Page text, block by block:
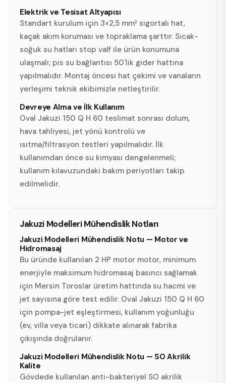
Elektrik ve Tesisat Altyapısı
Standart kurulum için 3×2,5 mm² sigortalı hat,
kaçak akım koruması ve topraklama şarttır. Sıcak-
soğuk su hatları stop valf ile ürün konumuna
ulaşmalı; pis su bağlantısı 50'lik gider hattına
yapılmalıdır. Montaj öncesi hat çekimi ve vanaların
yerleşimi teknik ekibimizle netleştirilir.
Devreye Alma ve İlk Kullanım
Oval Jakuzi 150 Q H 60 teslimat sonrası dolum,
hava tahliyesi, jet yönü kontrolü ve
ısıtma/filtrasyon testleri yapılmalıdır. İlk
kullanımdan önce su kimyası dengelenmeli;
kullanım kılavuzundaki bakım periyotları takip
edilmelidir.
Jakuzi Modelleri Mühendislik Notları
Jakuzi Modelleri Mühendislik Notu — Motor ve
Hidromasaj
Bu üründe kullanılan 2 HP motor motor, minimum
enerjiyle maksimum hidromasaj basıncı sağlamak
için Mersin Toroslar üretim hattında su hacmi ve
jet sayısına göre test edilir. Oval Jakuzi 150 Q H 60
için pompa-jet eşleştirmesi, kullanım yoğunluğu
(ev, villa veya ticari) dikkate alınarak fabrika
çıkışında doğrulanır.
Jakuzi Modelleri Mühendislik Notu — SO Akrilik
Kalite
Gövdede kullanılan anti-bakteriyel SO akrilik